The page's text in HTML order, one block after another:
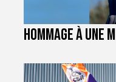
Hommage à